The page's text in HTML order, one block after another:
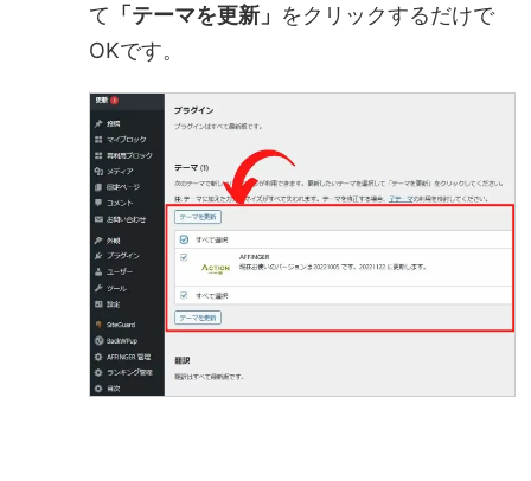
て 「テーマを更新」 をクリックするだけで
OKです。